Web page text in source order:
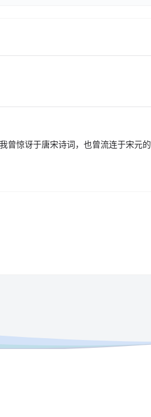
曾惊讶于唐宋诗词，也曾流连于宋元